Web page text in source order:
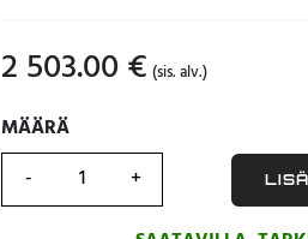
2 503.00 € (sis. alv.)
MÄÄRÄ
MÄÄRÄ